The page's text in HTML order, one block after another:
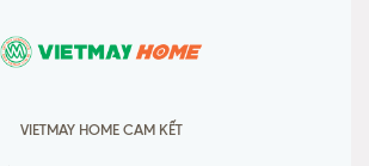
VIETMAY HOME CAM KẾT